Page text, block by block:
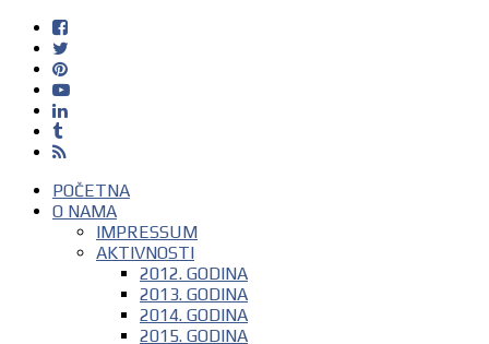
POČETNA
O NAMA
IMPRESSUM
AKTIVNOSTI
2012. GODINA
2013. GODINA
2014. GODINA
2015. GODINA